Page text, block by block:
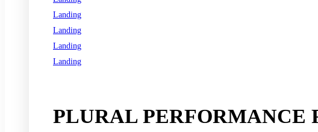
Landing
Landing
Landing
Landing
PLURAL PERFORMANCE